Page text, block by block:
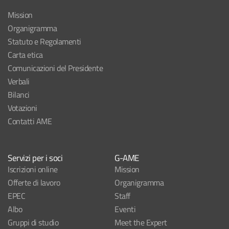
Mission
Organigramma
Statuto e Regolamenti
Carta etica
Comunicazioni del Presidente
Verbali
Bilanci
Votazioni
Contatti AME
Servizi per i soci
Iscrizioni online
Offerte di lavoro
EPEC
Albo
Gruppi di studio
G-AME
Mission
Organigramma
Staff
Eventi
Meet the Expert